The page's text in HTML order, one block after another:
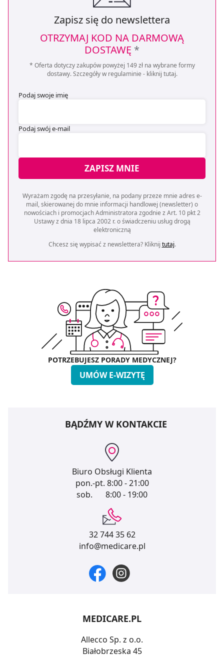
Zapisz się do newslettera
OTRZYMAJ KOD NA DARMOWĄ
DOSTAWĘ *
* Oferta dotyczy zakupów powyżej 149 zł na wybrane formy
dostawy. Szczegóły w regulaminie - kliknij tutaj.
Podaj swoje imię
Podaj swój e-mail
ZAPISZ MNIE
Wyrażam zgodę na przesyłanie, na podany przeze mnie adres e-
mail, skierowanej do mnie informacji handlowej (newsletter) o
nowościach i promocjach Administratora zgodnie z Art. 10 pkt 2
Ustawy z dnia 18 lipca 2002 r. o świadczeniu usług drogą
elektroniczną
Chcesz się wypisać z newslettera? Kliknij tutaj.
POTRZEBUJESZ PORADY MEDYCZNEJ?
UMÓW E-WIZYTĘ
BĄDŹMY W KONTAKCIE
Biuro Obsługi Klienta
pon.-pt. 8:00 - 21:00
sob.
8:00 - 19:00
32 744 35 62
info@medicare.pl
MEDICARE.PL
Allecco Sp. z o.o.
Białobrzeska 45